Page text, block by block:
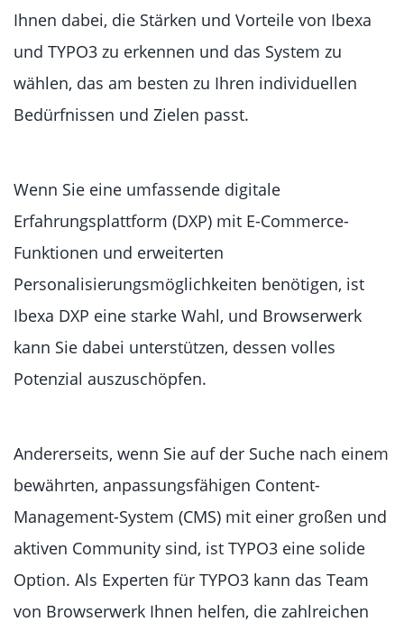
Ihnen dabei, die Stärken und Vorteile von Ibexa
und TYPO3 zu erkennen und das System zu
wählen, das am besten zu Ihren individuellen
Bedürfnissen und Zielen passt.
Wenn Sie eine umfassende digitale
Erfahrungsplattform (DXP) mit E-Commerce-
Funktionen und erweiterten
Personalisierungsmöglichkeiten benötigen, ist
Ibexa DXP eine starke Wahl, und Browserwerk
kann Sie dabei unterstützen, dessen volles
Potenzial auszuschöpfen.
Andererseits, wenn Sie auf der Suche nach einem
bewährten, anpassungsfähigen Content-
Management-System (CMS) mit einer großen und
aktiven Community sind, ist TYPO3 eine solide
Option. Als Experten für TYPO3 kann das Team
von Browserwerk Ihnen helfen, die zahlreichen